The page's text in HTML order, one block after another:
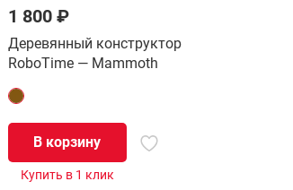
1 800 ₽
Деревянный конструктор
RoboTime — Mammoth
В корзину
Купить в 1 клик